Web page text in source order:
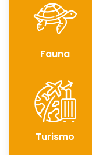
Fauna
Turismo